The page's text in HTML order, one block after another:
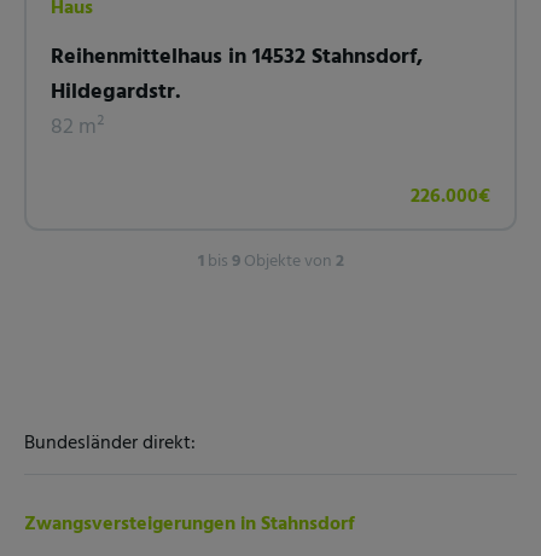
Haus
Reihenmittelhaus in 14532 Stahnsdorf,
Hildegardstr.
82 m²
226.000€
1 bis9Objekte von2
Bundesländer direkt:
Zwangsversteigerungen in Stahnsdorf